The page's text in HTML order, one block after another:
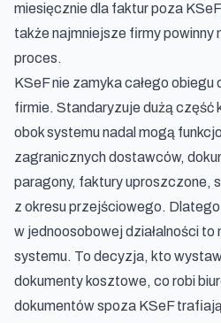
miesięcznie dla faktur poza
także najmniejsze firmy powinny
proces.
KSeF nie zamyka całego obiegu
firmie. Standaryzuje dużą część
obok systemu nadal mogą
zagranicznych dostawców,
paragony, faktury uproszczone,
z okresu przejściowego.
w jednoosobowej działalności to
systemu. To decyzja, kto
dokumenty kosztowe, co robi
dokumentów spoza KSeF